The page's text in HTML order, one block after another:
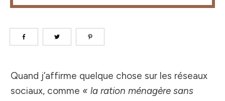
Quand j’affirme quelque chose sur les réseaux
sociaux, comme « la ration ménagère sans